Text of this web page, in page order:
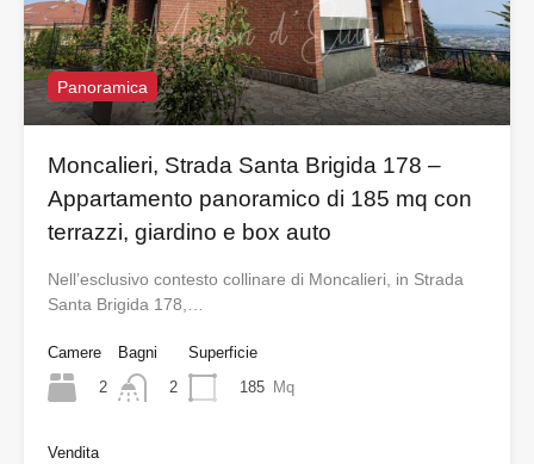
Panoramica
Moncalieri, Strada Santa Brigida 178 –
Appartamento panoramico di 185 mq con
terrazzi, giardino e box auto
Nell’esclusivo contesto collinare di Moncalieri, in Strada
Santa Brigida 178,…
Camere
2
Bagni
2
Superficie
185 Mq
Vendita